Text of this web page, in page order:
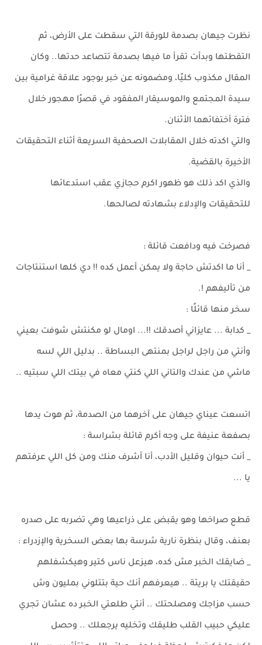
نظرت جيهان بصدمة للورقة التي سقطت على الأرض، ثم
التقطتها وبدأت تقرأ ما فيها بصدمة تتصاعد حدتها.. وكان
المقال مكذوب كليًا، ومضمونه عن خبر بوجود علاقة غرامية بين
سيدة المجتمع والموسيقار المفقود في قصرًا مهجور خلال
فترة أختفائهما الأثنان.
والتي اكدته خلال المقابلات الصحفية السريعة أثناء التحقيقات
الأخيرة بالقضية.
والذي اكد ذلك هو ظهور اكرم حجازي عقب استدعائها
للتحقيقات والإدلاء بشهادته لصالحها.
فصرخت فيه ودافعت قائلة :
_ أنا ما اكدتش حاجة ولا يمكن أعمل كده !! دي كلها استنتاجات
من تأليفهم !.
سخر منها قائلًا :
_ كدابة ... عايزاني أصدقك !!... اومال لو مكنتش شوفت بعيني
وأنتي من راجل لراجل بمنتهى البساطة .. بدليل اللي لسه
ماشي من عندك والتاني اللي كنتي معاه في بيتك اللي سبتيه ..
اتسعت عيناي جيهان على آخرهما من الصدمة، ثم هوت يدها
بصفعة عنيفة على وجه أكرم قائلة بشراسة :
_ أنت حيوان وقليل الأدب، أنا أشرف منك ومن كل اللي عرفتهم
يا ...
قطع صراخها وهو يقبض على ذراعيها وهي تضربه على صدره
بعنف، وقال بنظرة نارية شرسة بها بعض السخرية والإزدراء :
_ ضايقك الخبر مش كده، هيزعل ناس كتير وهيكشفلهم
حقيقتك يا بريئة .. هيعرفهم أنك حية بتتلوني بمليون وش
حسب مزاجك ومصلحتك .. أنتي طلعتي الخبر ده عشان تجري
عليكي حبيب القلب طليقك وتخليه يرجعلك .. وحصل